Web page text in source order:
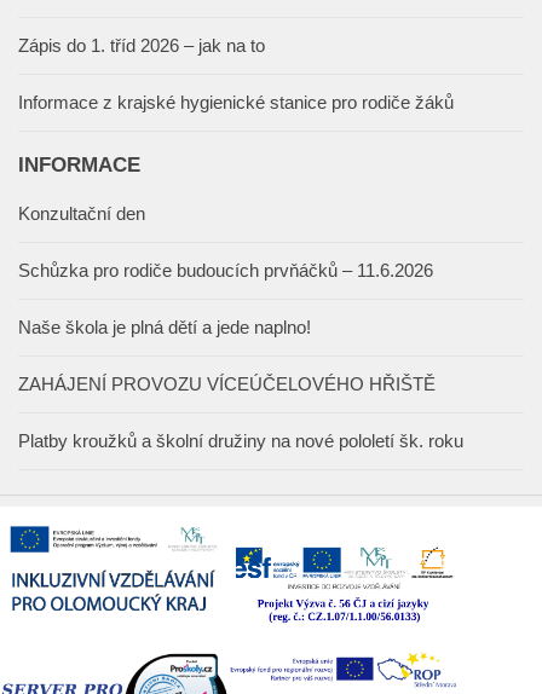
Zápis do 1. tříd 2026 – jak na to
Informace z krajské hygienické stanice pro rodiče žáků
INFORMACE
Konzultační den
Schůzka pro rodiče budoucích prvňáčků – 11.6.2026
Naše škola je plná dětí a jede naplno!
ZAHÁJENÍ PROVOZU VÍCEÚČELOVÉHO HŘIŠTĚ
Platby kroužků a školní družiny na nové pololetí šk. roku